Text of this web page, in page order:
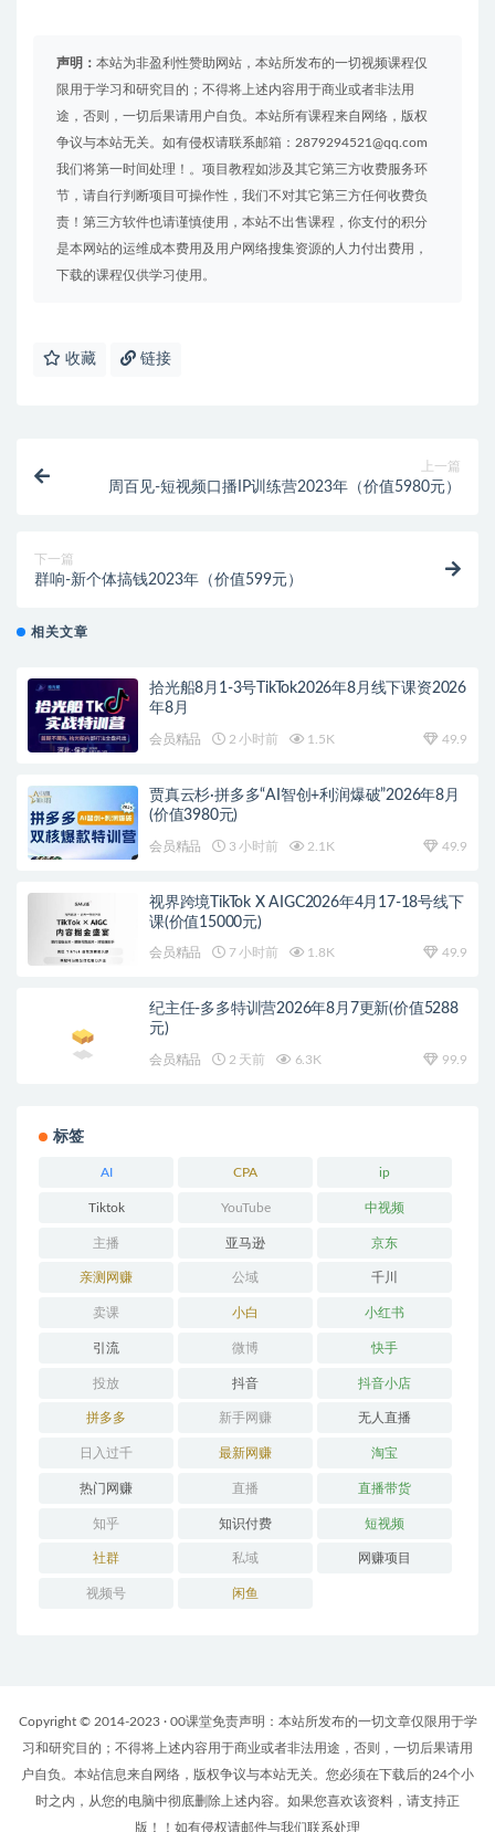
声明： 本站为非盈利性赞助网站，本站所发布的一切视频课程仅
限用于学习和研究目的；不得将上述内容用于商业或者非法用
途，否则，一切后果请用户自负。本站所有课程来自网络，版权
争议与本站无关。如有侵权请联系邮箱：2879294521@qq.com
我们将第一时间处理！。项目教程如涉及其它第三方收费服务环
节，请自行判断项目可操作性，我们不对其它第三方任何收费负
责！第三方软件也请谨慎使用，本站不出售课程，你支付的积分
是本网站的运维成本费用及用户网络搜集资源的人力付出费用，
下载的课程仅供学习使用。
收藏 链接
上一篇
周百见-短视频口播IP训练营2023年（价值5980元）
下一篇
群响-新个体搞钱2023年（价值599元）
相关文章
拾光船8月1-3号TikTok2026年8月线下课资2026
年8月
会员精品 2 小时前 1.5K 49.9
贾真云杉·拼多多“AI智创+利润爆破”2026年8月
(价值3980元)
会员精品 3 小时前 2.1K 49.9
视界跨境TikTok X AIGC2026年4月17-18号线下
课(价值15000元)
会员精品 7 小时前 1.8K 49.9
纪主任-多多特训营2026年8月7更新(价值5288
元)
会员精品 2 天前 6.3K 99.9
标签
AI CPA ip
Tiktok YouTube 中视频
主播 亚马逊 京东
亲测网赚 公域 千川
卖课 小白 小红书
引流 微博 快手
投放 抖音 抖音小店
拼多多 新手网赚 无人直播
日入过千 最新网赚 淘宝
热门网赚 直播 直播带货
知乎 知识付费 短视频
社群 私域 网赚项目
视频号 闲鱼
Copyright © 2014-2023 · 00课堂免责声明：本站所发布的一切文章仅限用于学
习和研究目的；不得将上述内容用于商业或者非法用途，否则，一切后果请用
户自负。本站信息来自网络，版权争议与本站无关。您必须在下载后的24个小
时之内，从您的电脑中彻底删除上述内容。如果您喜欢该资料，请支持正
版！！如有侵权请邮件与我们联系处理